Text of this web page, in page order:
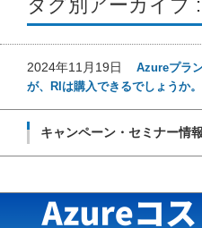
タグ別アーカイブ
2024年11月19日 Azureプラ
が、RIは購入できるでしょうか。
キャンペーン・セミナー情報